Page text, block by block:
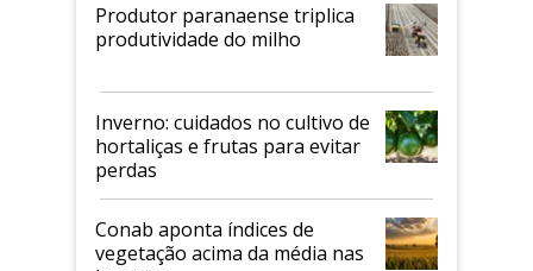
Produtor paranaense triplica
produtividade do milho
Inverno: cuidados no cultivo de
hortaliças e frutas para evitar
perdas
Conab aponta índices de
vegetação acima da média nas